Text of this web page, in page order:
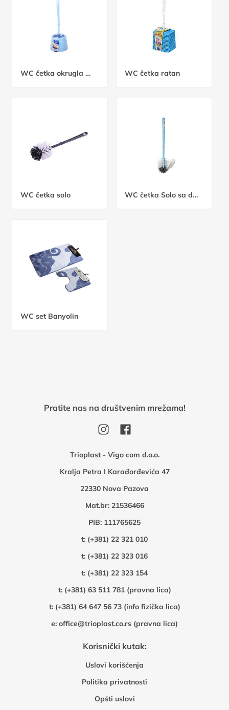
WC četka okrugla mala WC četka ratan
WC četka solo WC četka Solo sa dodatkom
WC set Banyolin
Trioplast - Vigo com d.o.o.
Kralja Petra I Karađorđevića 47
22330 Nova Pazova
Mat.br: 21536466
PIB: 111765625
t: (+381) 22 321 010
t: (+381) 22 323 016
t: (+381) 22 323 154
t: (+381) 63 511 781 (pravna lica)
t: (+381) 64 647 56 73 (info fizička lica)
e: office@trioplast.co.rs (pravna lica)
Korisnički kutak:
Uslovi korišćenja
Politika privatnosti
Opšti uslovi
Pratite nas na društvenim mrežama!